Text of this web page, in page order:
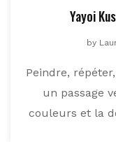
Yayoi
by
Peindre,
un passage
couleurs et la